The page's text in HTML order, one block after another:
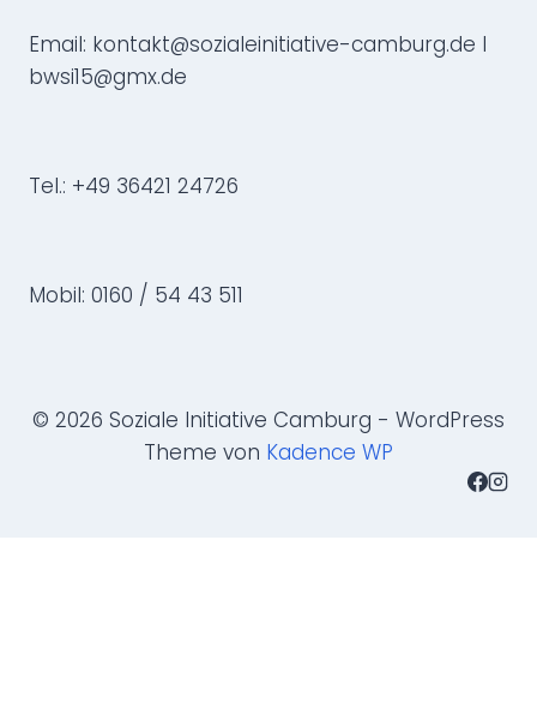
Email: kontakt@sozialeinitiative-camburg.de I
bwsi15@gmx.de
Tel.: +49 36421 24726
Mobil: 0160 / 54 43 511
© 2026 Soziale Initiative Camburg - WordPress
Theme von Kadence WP